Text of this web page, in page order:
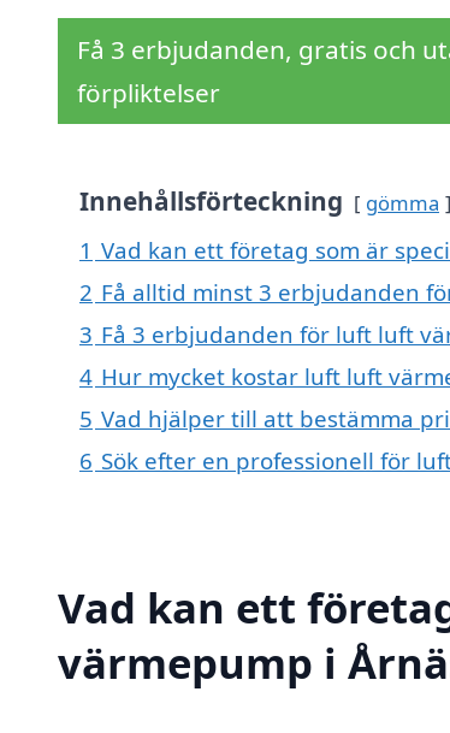
Få 3 erbjudanden, gratis och
förpliktelser
Innehållsförteckning gömma
1 Vad kan ett företag som är
2 Få alltid minst 3 erbjudanden
3 Få 3 erbjudanden för luft luft
4 Hur mycket kostar luft luft
5 Vad hjälper till att bestämma
6 Sök efter en professionell för
Vad kan ett
värmepump i